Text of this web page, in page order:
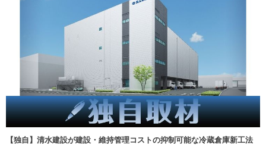
【独自】清水建設が建設・維持管理コストの抑制可能な冷蔵倉庫新工法